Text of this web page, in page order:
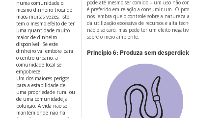
numa comunidade o
mesmo dinheiro troca de
mãos muitas vezes, isto
tem o mesmo efeito de ter
uma quantidade muito
maior de dinheiro
disponível. Se este
dinheiro vai embora para
o centro urbano, a
comunidade local se
empobrece.
Um dos maiores perigos
para a estabilidade de
uma propriedade rural ou
de uma comunidade¸ a
poluição. A vida não se
mantém onde não há
pode até mesmo ser comido – um uso não consome
é preferido em relação a consumir um. O provérbio
nos lembra que o controle sobre a natureza através
da utilização excessiva de recursos e alta tecnologia
não é só caro, mas pode ter um efeito negativo
sobre o meio ambiente.
Princípio 6: Produza sem desperdício.